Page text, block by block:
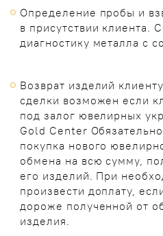
Определение пробы и
в присутствии клиента.
диагностику металла с
Возврат изделий
сделки возможен если
под залог ювелирных
Gold Center
покупка нового
обмена на всю сумму,
его изделий. При
произвести доплату,
дороже полученной от
изделия.